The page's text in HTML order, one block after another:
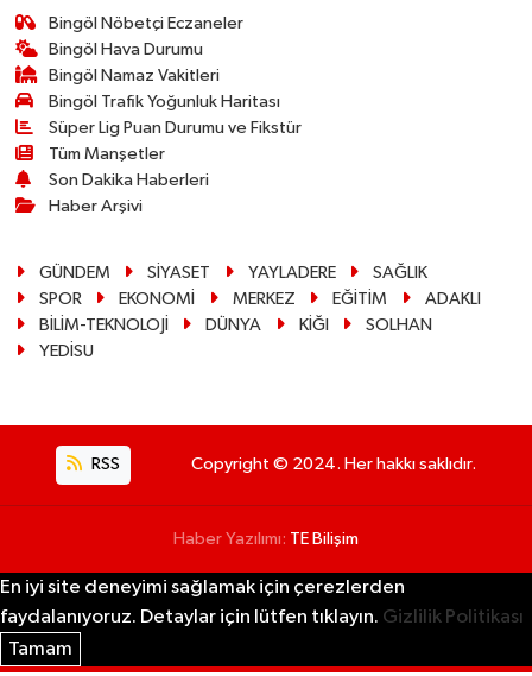
Bingöl Nöbetçi Eczaneler
Bingöl Hava Durumu
Bingöl Namaz Vakitleri
Bingöl Trafik Yoğunluk Haritası
Süper Lig Puan Durumu ve Fikstür
Tüm Manşetler
Son Dakika Haberleri
Haber Arşivi
GÜNDEM SİYASET YAYLADERE
SAĞLIK
SPOR
EKONOMİ MERKEZ EĞİTİM
ADAKLI
BİLİM-TEKNOLOJİ
DÜNYA KİĞI
SOLHAN
YEDİSU
RSS Copyright © 2024. Her hakkı saklıdır.
Haber Yazılımı: TE Bilişim
En iyi site deneyimi sağlamak için çerezlerden
faydalanıyoruz. Detaylar için lütfen tıklayın. Gizlilik Politikası
Tamam